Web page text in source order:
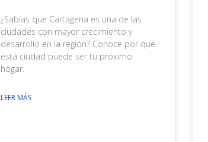
¿Sabías que Cartagena es una de las
ciudades con mayor crecimiento y
desarrollo en la región? Conoce por qué
está ciudad puede ser tu próximo
hogar.
LEER MÁS